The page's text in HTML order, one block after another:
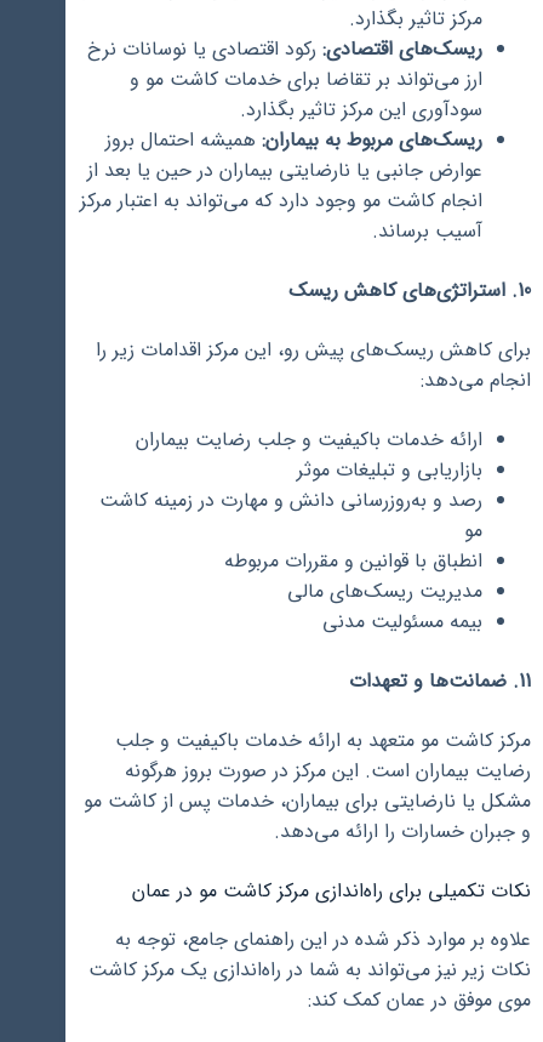
مرکز تاثیر بگذارد.
ریسک‌های اقتصادی: رکود اقتصادی یا نوسانات نرخ
ارز می‌تواند بر تقاضا برای خدمات کاشت مو و
سودآوری این مرکز تاثیر بگذارد.
ریسک‌های مربوط به بیماران: همیشه احتمال بروز
عوارض جانبی یا نارضایتی بیماران در حین یا بعد از
انجام کاشت مو وجود دارد که می‌تواند به اعتبار مرکز
آسیب برساند.
10. استراتژی‌های کاهش ریسک
برای کاهش ریسک‌های پیش رو، این مرکز اقدامات زیر را
انجام می‌دهد:
ارائه خدمات باکیفیت و جلب رضایت بیماران
بازاریابی و تبلیغات موثر
رصد و به‌روزرسانی دانش و مهارت در زمینه کاشت
مو
انطباق با قوانین و مقررات مربوطه
مدیریت ریسک‌های مالی
بیمه مسئولیت مدنی
11. ضمانت‌ها و تعهدات
مرکز کاشت مو متعهد به ارائه خدمات باکیفیت و جلب
رضایت بیماران است. این مرکز در صورت بروز هرگونه
مشکل یا نارضایتی برای بیماران، خدمات پس از کاشت مو
و جبران خسارات را ارائه می‌دهد.
نکات تکمیلی برای راه‌اندازی مرکز کاشت مو در عمان
علاوه بر موارد ذکر شده در این راهنمای جامع، توجه به
نکات زیر نیز می‌تواند به شما در راه‌اندازی یک مرکز کاشت
موی موفق در عمان کمک کند: